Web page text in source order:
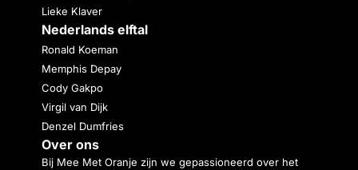
Lieke Klaver
Nederlands elftal
Ronald Koeman
Memphis Depay
Cody Gakpo
Virgil van Dijk
Denzel Dumfries
Over ons
Bij Mee Met Oranje zijn we gepassioneerd over het